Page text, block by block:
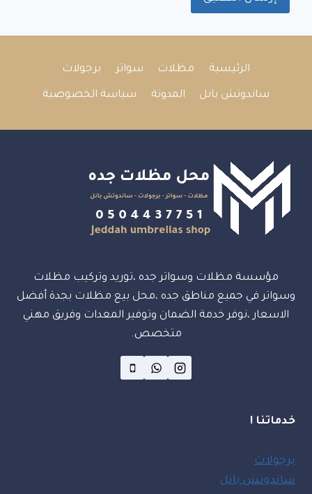
الرئيسية مظلات سواتر برجولات
ساندوتش بانل المدونة سياسة الخصوصية
مؤسسة مظلات وسواتر جده ،توريد وتركيب مظلات
وسواتر في جميع مناطق جده ،محل بيع مظلات بجدة أفضل
الاسعار ،نوفر خدمة الضمان وتوفير المعدات وفريق مهني
متخصص.
خدماتنا !
برجولات
ساندوتش بانل